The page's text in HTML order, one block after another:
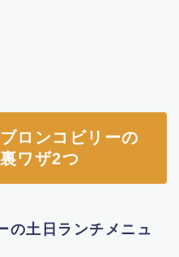
ロンコビリーの
ワザ2つ
土日ランチメニュ